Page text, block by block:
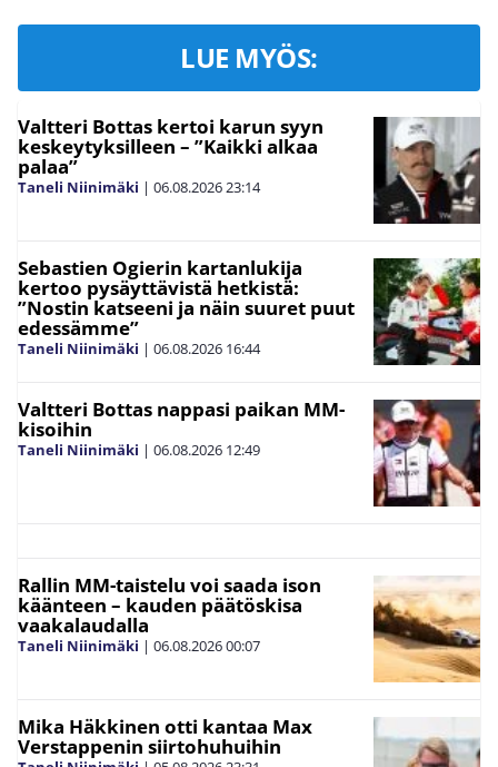
LUE MYÖS:
Valtteri Bottas kertoi karun syyn
keskeytyksilleen – ”Kaikki alkaa
palaa”
Taneli Niinimäki | 06.08.202623:14
Sebastien Ogierin kartanlukija
kertoo pysäyttävistä hetkistä:
”Nostin katseeni ja näin suuret puut
edessämme”
Taneli Niinimäki | 06.08.2026 16:44
Valtteri Bottas nappasi paikan MM-
kisoihin
Taneli Niinimäki | 06.08.2026 12:49
Rallin MM-taistelu voi saada ison
käänteen – kauden päätöskisa
vaakalaudalla
Taneli Niinimäki | 06.08.202600:07
Mika Häkkinen otti kantaa Max
Verstappenin siirtohuhuihin